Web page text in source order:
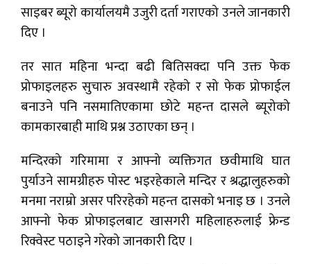
साइबर ब्यूरो कार्यालयमै उजुरी दर्ता गराएको उनले जानकारी
दिए ।
तर सात महिना भन्दा बढी बितिसक्दा पनि उक्त फेक
प्रोफाइलहरु सुचारु अवस्थामै रहेको र सो फेक प्रोफाईल
बनाउने पनि नसमातिएकामा छोटे महन्त दासले ब्यूरोको
कामकारबाही माथि प्रश्न उठाएका छन् ।
मन्दिरको गरिमामा र आफ्नो व्यक्तिगत छवीमाथि घात
पुर्याउने सामग्रीहरु पोस्ट भइरहेकाले मन्दिर र श्रद्धालुहरुको
मनमा नराम्रो असर परिरहेको महन्त दासको भनाइ छ । उनले
आफ्नो फेक प्रोफाइलबाट खासगरी महिलाहरुलाई फ्रेन्ड
रिक्वेस्ट पठाइने गरेको जानकारी दिए ।